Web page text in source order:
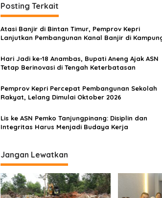
i
g
a
i
o
s
Posting Terkait
Atasi Banjir di Bintan Timur, Pemprov Kepri
Lanjutkan Pembangunan Kanal Banjir di
Hari Jadi ke-18 Anambas, Bupati Aneng Ajak ASN
Tetap Berinovasi di Tengah Keterbatasan
Pemprov Kepri Percepat Pembangunan Sekolah
Rakyat, Lelang Dimulai Oktober 2026
Lis ke ASN Pemko Tanjungpinang: Disiplin dan
Integritas Harus Menjadi Budaya Kerja
Jangan Lewatkan